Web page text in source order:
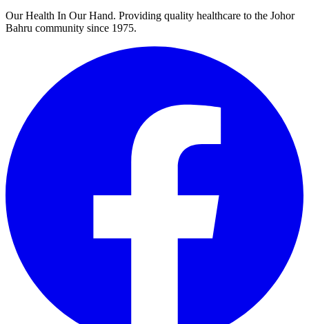
Our Health In Our Hand. Providing quality healthcare to the Johor
Bahru community since 1975.